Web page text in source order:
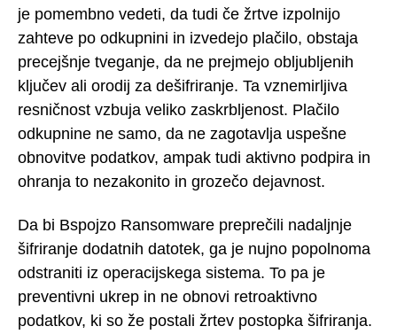
je pomembno vedeti, da tudi če žrtve izpolnijo
zahteve po odkupnini in izvedejo plačilo, obstaja
precejšnje tveganje, da ne prejmejo obljubljenih
ključev ali orodij za dešifriranje. Ta vznemirljiva
resničnost vzbuja veliko zaskrbljenost. Plačilo
odkupnine ne samo, da ne zagotavlja uspešne
obnovitve podatkov, ampak tudi aktivno podpira in
ohranja to nezakonito in grozečo dejavnost.
Da bi Bspojzo Ransomware preprečili nadaljnje
šifriranje dodatnih datotek, ga je nujno popolnoma
odstraniti iz operacijskega sistema. To pa je
preventivni ukrep in ne obnovi retroaktivno
podatkov, ki so že postali žrtev postopka šifriranja.